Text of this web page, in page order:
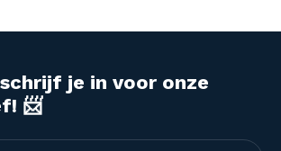
je in voor onze
📨